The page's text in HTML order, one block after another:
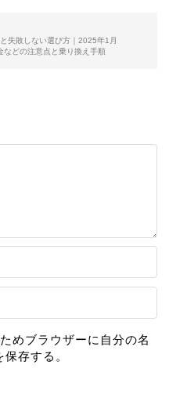
失敗しない選び方｜2025年1月
などの注意点と乗り換え手順
めブラウザーに自分の名
存する。